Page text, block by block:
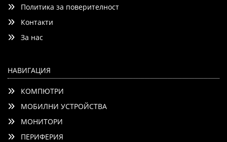
Политика за поверителност
Контакти
За нас
НАВИГАЦИЯ
КОМПЮТРИ
МОБИЛНИ УСТРОЙСТВА
МОНИТОРИ
ПЕРИФЕРИЯ